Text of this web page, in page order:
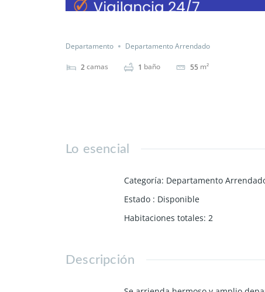
Departamento Departamento Arrendado
2camas 1 baño 55 m²
Lo esencial
Categoría: Departamento
Estado : Disponible
Habitaciones totales: 2
Descripción